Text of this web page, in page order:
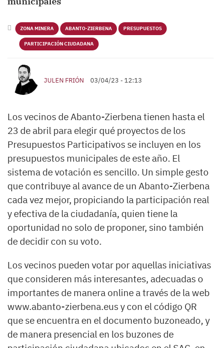
ZONA MINERA ABANTO-ZIERBENA PRESUPUESTOS
PARTICIPACIÓN CIUDADANA
JULEN FRIÓN 03/04/23 - 12:13
Los vecinos de Abanto-Zierbena tienen hasta el
23 de abril para elegir qué proyectos de los
Presupuestos Participativos se incluyen en los
presupuestos municipales de este año. El
sistema de votación es sencillo. Un simple gesto
que contribuye al avance de un Abanto-Zierbena
cada vez mejor, propiciando la participación real
y efectiva de la ciudadanía, quien tiene la
oportunidad no solo de proponer, sino también
de decidir con su voto.
Los vecinos pueden votar por aquellas iniciativas
que consideren más interesantes, adecuadas o
importantes de manera online a través de la web
www.abanto-zierbena.eus y con el código QR
que se encuentra en el documento buzoneado, y
de manera presencial en los buzones de